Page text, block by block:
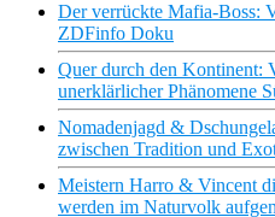
Der verrückte Mafia-Boss:
ZDFinfo Doku
Quer durch den Kontinent:
unerklärlicher Phänomene
Nomadenjagd &
zwischen Tradition und
Meistern Harro & Vincent
werden im Naturvolk